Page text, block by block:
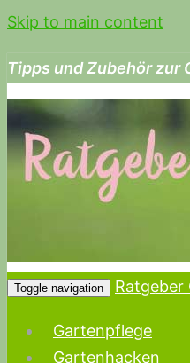
Skip to main content
Tipps und Zubehör
Toggle navigation Ratgeber
Gartenpflege
Gartenhacken